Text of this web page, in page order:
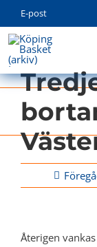
to
content
E-post
Återigen